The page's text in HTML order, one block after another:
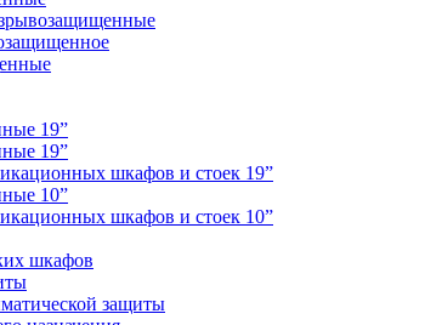
19”
19”
шкафов и стоек 19”
10”
шкафов и стоек 10”
шкафов
защиты